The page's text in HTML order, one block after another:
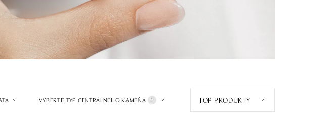
VYBERTE TYP CENTRÁLNEHO KAMEŇA 1 TOP PRODUKTY